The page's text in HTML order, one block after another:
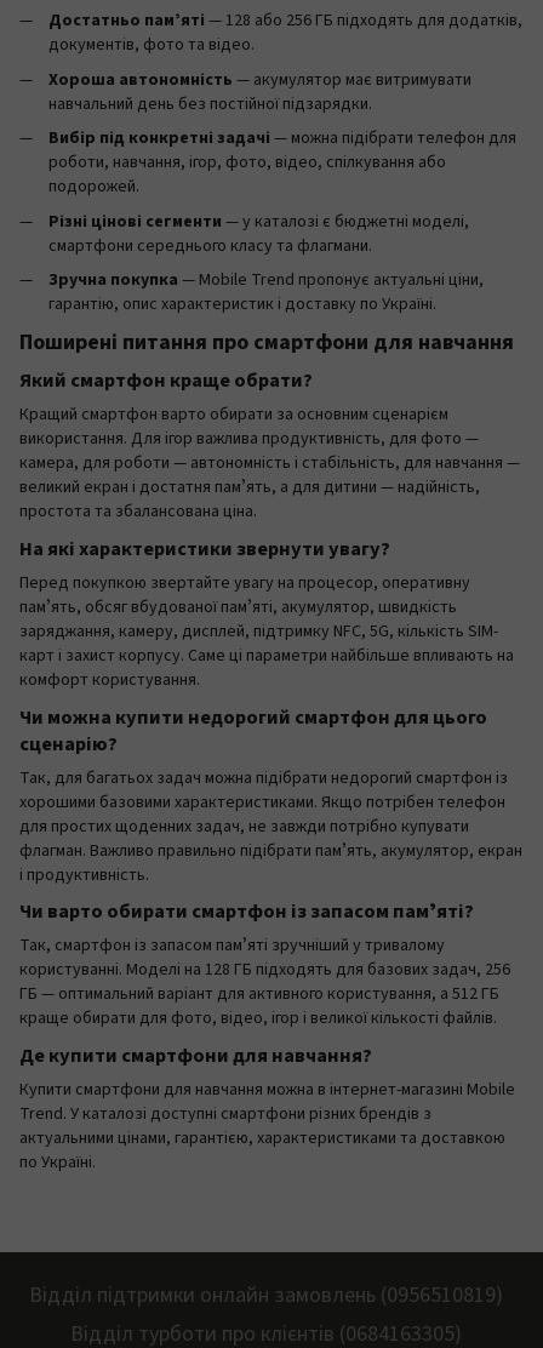
Достатньо памʼяті — 128 або 256 ГБ підходять для додатків,
документів, фото та відео.
Хороша автономність — акумулятор має витримувати
навчальний день без постійної підзарядки.
Вибір під конкретні задачі — можна підібрати телефон для
роботи, навчання, ігор, фото, відео, спілкування або
подорожей.
Різні цінові сегменти — у каталозі є бюджетні моделі,
смартфони середнього класу та флагмани.
Зручна покупка — Mobile Trend пропонує актуальні ціни,
гарантію, опис характеристик і доставку по Україні.
Поширені питання про смартфони для навчання
Який смартфон краще обрати?
Кращий смартфон варто обирати за основним сценарієм
використання. Для ігор важлива продуктивність, для фото —
камера, для роботи — автономність і стабільність, для навчання —
великий екран і достатня памʼять, а для дитини — надійність,
простота та збалансована ціна.
На які характеристики звернути увагу?
Перед покупкою звертайте увагу на процесор, оперативну
памʼять, обсяг вбудованої памʼяті, акумулятор, швидкість
заряджання, камеру, дисплей, підтримку NFC, 5G, кількість SIM-
карт і захист корпусу. Саме ці параметри найбільше впливають на
комфорт користування.
Чи можна купити недорогий смартфон для цього
сценарію?
Так, для багатьох задач можна підібрати недорогий смартфон із
хорошими базовими характеристиками. Якщо потрібен телефон
для простих щоденних задач, не завжди потрібно купувати
флагман. Важливо правильно підібрати памʼять, акумулятор, екран
і продуктивність.
Чи варто обирати смартфон із запасом памʼяті?
Так, смартфон із запасом памʼяті зручніший у тривалому
користуванні. Моделі на 128 ГБ підходять для базових задач, 256
ГБ — оптимальний варіант для активного користування, а 512 ГБ
краще обирати для фото, відео, ігор і великої кількості файлів.
Де купити смартфони для навчання?
Купити смартфони для навчання можна в інтернет-магазині Mobile
Trend. У каталозі доступні смартфони різних брендів з
актуальними цінами, гарантією, характеристиками та доставкою
по Україні.
Відділ підтримки онлайн замовлень (0956510819)
Відділ турботи про клієнтів (0684163305)